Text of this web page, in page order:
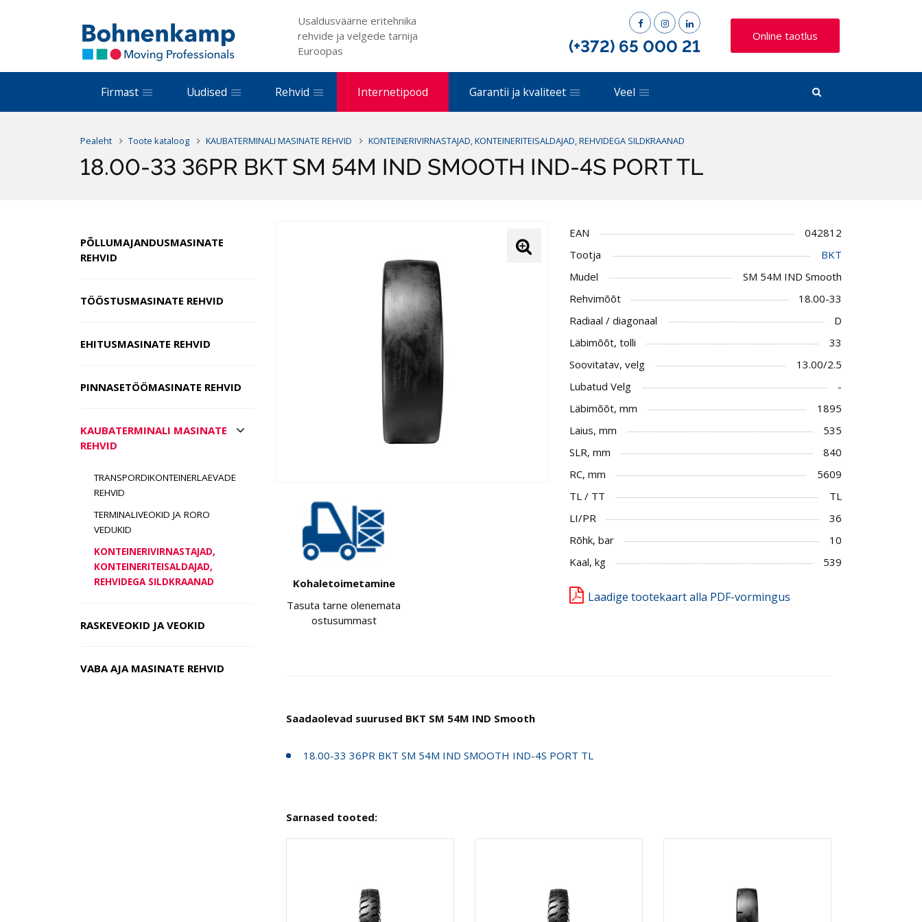
Usaldusväärne eritehnika
rehvide ja velgede tarnija
Euroopas
(+372) 65 000 21
Online taotlus
Firmast Uudised Rehvid Internetipood Garantii ja kvaliteet Veel
Pealeht Toote kataloog KAUBATERMINALI MASINATE REHVID KONTEINERIVIRNASTAJAD, KONTEINERITEISALDAJAD, REHVIDEGA SILDKRAANAD
18.00-33 36PR BKT SM 54M IND SMOOTH IND-4S PORT TL
PÕLLUMAJANDUSMASINATE
REHVID
TÖÖSTUSMASINATE REHVID
EHITUSMASINATE REHVID
PINNASETÖÖMASINATE REHVID
KAUBATERMINALI MASINATE
REHVID
TRANSPORDIKONTEINERLAEVADE
REHVID
TERMINALIVEOKID JA RORO
VEDUKID
KONTEINERIVIRNASTAJAD,
KONTEINERITEISALDAJAD,
REHVIDEGA SILDKRAANAD
RASKEVEOKID JA VEOKID
VABA AJA MASINATE REHVID
Kohaletoimetamine
Tasuta tarne olenemata
ostusummast
EAN
042812
Tootja
BKT
Mudel
SM 54M IND Smooth
Rehvimõõt
18.00-33
Radiaal / diagonaal
D
Läbimõõt, tolli
33
Soovitatav, velg
13.00/2.5
Lubatud Velg
-
Läbimõõt, mm
1895
Laius, mm
535
SLR, mm
840
RC, mm
5609
TL / TT
TL
LI/PR
36
Rõhk, bar
10
Kaal, kg
539
Laadige tootekaart alla PDF-vormingus
Saadaolevad suurused BKT SM 54M IND Smooth
18.00-33 36PR BKT SM 54M IND SMOOTH IND-4S PORT TL
Sarnased tooted: